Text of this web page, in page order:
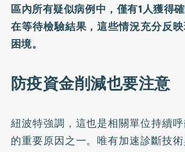
區內所有疑似病例中，僅有1人獲得
在等待檢驗結果，這些情況充分反
困境。
防疫資金削減也要注意
紐波特強調，這也是相關單位持續
的重要原因之一。唯有加速診斷技